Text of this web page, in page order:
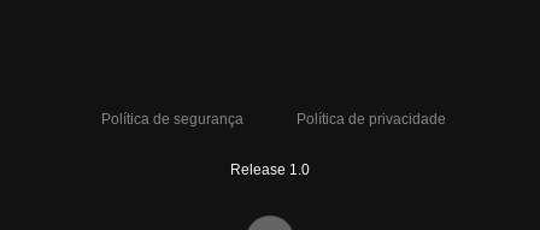
Política de segurança Política de privacidade
Release 1.0